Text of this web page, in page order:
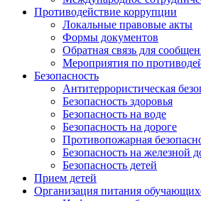
Противодействие коррупции
Локальные правовые акты
Формы документов
Обратная связь для
Мероприятия по
Безопасность
Антитеррористическая
Безопасность здоровья
Безопасность на воде
Безопасность на дороге
Противопожарная
Безопасность на железной
Безопасность детей
Прием детей
Организация питания